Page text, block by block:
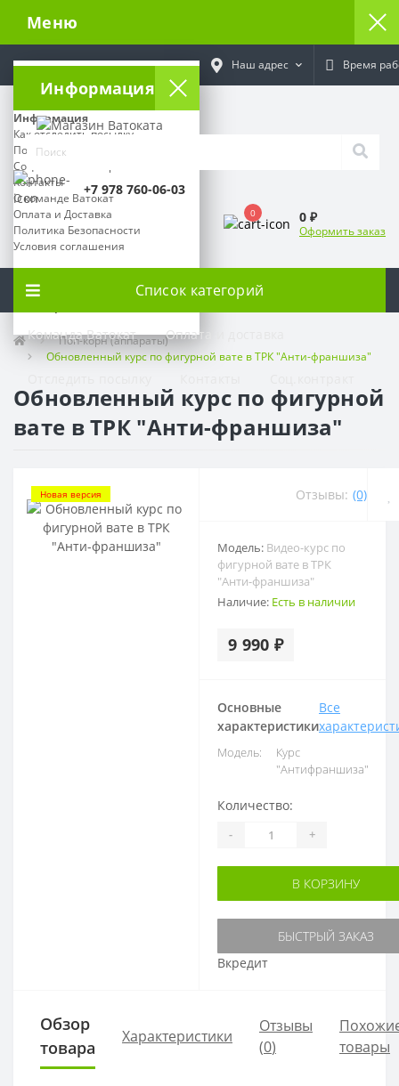
Меню
Информация
Информация
Как отследить посылку
Поставщикам
Социальный контракт
Контакты
О команде Ватокат
Оплата и Доставка
Политика Безопасности
Условия соглашения
Наш адрес Время
+7 978 760-06-03
0 0 ₽
Оформить заказ
Список категорий
Команда Ватокат Оплата и доставка
Поп-корн (аппараты)
Обновленный курс по фигурной вате в ТРК "Анти-франшиза"
Обновленный курс по фигурной
вате в ТРК "Анти-франшиза"
Новая версия Отзывы: (0)
Модель: Видео-курс по
фигурной вате в ТРК
"Анти-франшиза"
Наличие: Есть в наличии
9 990 ₽
Основные
характеристики
Все
Модель:
Курс
"Антифраншиза"
Количество:
- +
В КОРЗИНУ
БЫСТРЫЙ ЗАКАЗ
Вкредит
Обзор
товара
Характеристики
Отзывы
(0)
товары